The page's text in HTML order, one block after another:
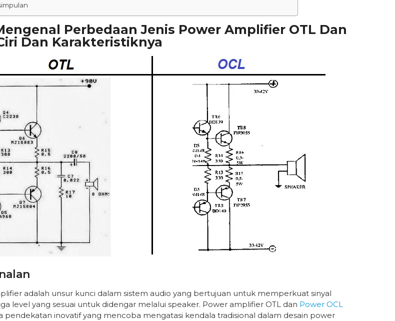
Perbedaan Jenis Power Amplifier OTL Dan
Dan Karakteristiknya
adalah unsur kunci dalam sistem audio yang bertujuan untuk memperkuat sinyal
level yang sesuai untuk didengar melalui speaker. Power amplifier OTL dan Power OCL
pendekatan inovatif yang mencoba mengatasi kendala tradisional dalam desain power